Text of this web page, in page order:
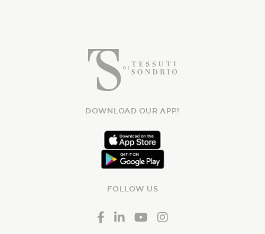
DOWNLOAD OUR APP!
FOLLOW US